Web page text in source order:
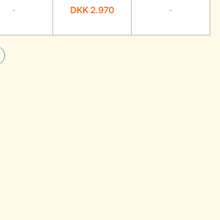
- DKK 2.970 -